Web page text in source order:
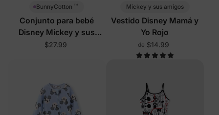
BunnyCotton ™
Conjunto para bebé
Disney Mickey y sus
amigos de 2 piezas en
$27.99
Mickey y sus amigos
Vestido Disney Mamá y
Yo Rojo
de $14.99